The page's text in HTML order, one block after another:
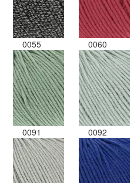
0055 0060
0091 0092